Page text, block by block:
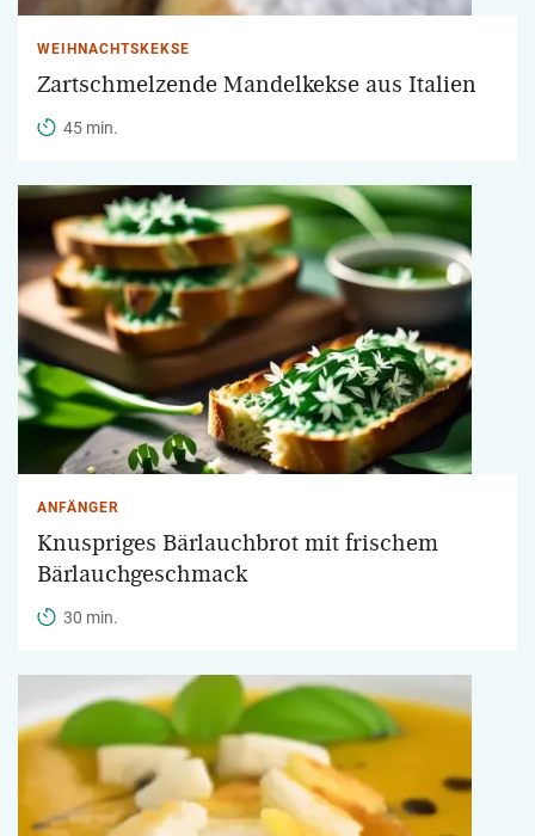
WEIHNACHTSKEKSE
Zartschmelzende Mandelkekse aus Italien
45 min.
ANFÄNGER
Knuspriges Bärlauchbrot mit frischem
Bärlauchgeschmack
30 min.